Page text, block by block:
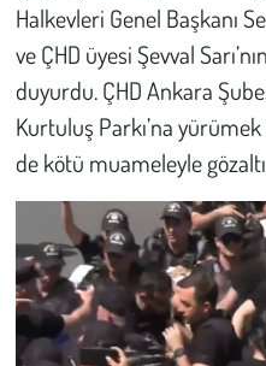
Halkevleri Genel Başkanı
ve ÇHD üyesi Şevval
duyurdu. ÇHD Ankara
Kurtuluş Parkı’na
de kötü muameleyle